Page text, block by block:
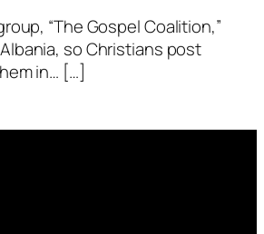
“The Gospel Coalition,”
so Christians post
in… […]